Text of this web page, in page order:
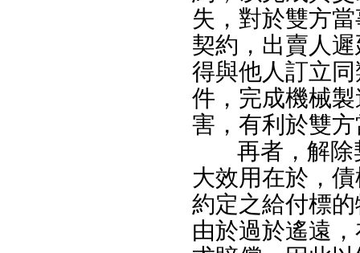
失，對於雙方
契約，出賣人
得與他人訂立
件，完成機械
害，有利於雙
再者，解
大效用在於，
約定之給付標
由於過於遙遠